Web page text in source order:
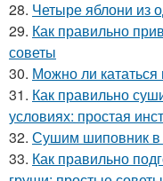
28. Четыре яблони из
29. Как правильно
советы
30. Можно ли кататься
31. Как правильно
условиях: простая
32. Сушим шиповник в
33. Как правильно